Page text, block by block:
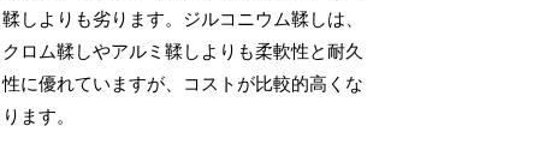
鞣しよりも劣ります。ジルコニウム鞣しは、
クロム鞣しやアルミ鞣しよりも柔軟性と耐久
性に優れていますが、コストが比較的高くな
ります。